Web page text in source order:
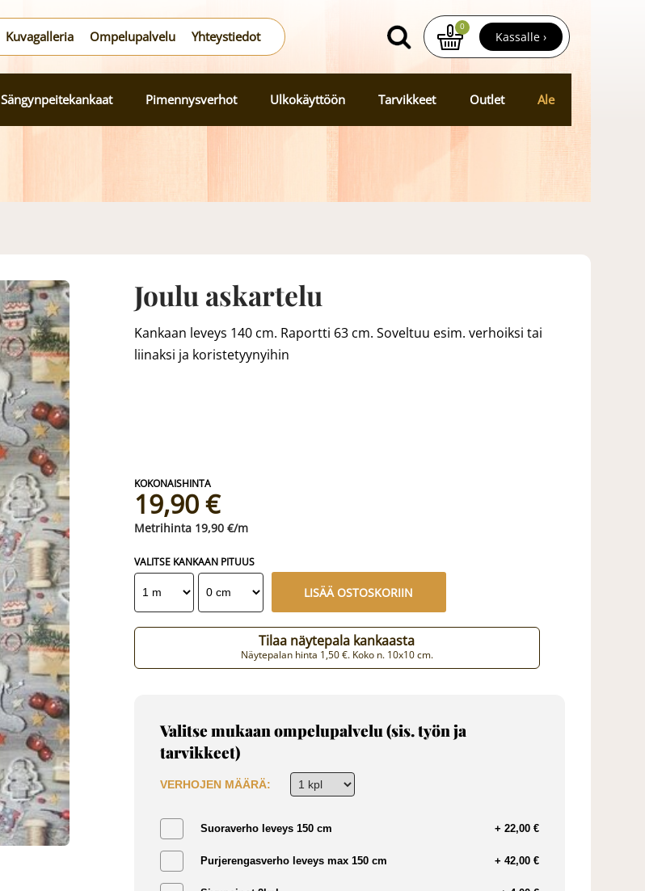
Kuvagalleria Ompelupalvelu Yhteystiedot
0
Kassalle ›
Sängynpeitekankaat Pimennysverhot Ulkokäyttöön Tarvikkeet Outlet Ale
Joulu askartelu
Kankaan leveys 140 cm. Raportti 63 cm. Soveltuu esim. verhoiksi tai
liinaksi ja koristetyynyihin
19,90 €
19,90 €/m
VALITSE KANKAAN PITUUS
LISÄÄ OSTOSKORIIN
Tilaa näytepala kankaasta
Näytepalan hinta 1,50 €. Koko n. 10x10 cm.
Valitse mukaan ompelupalvelu (sis. työn ja
tarvikkeet)
VERHOJEN MÄÄRÄ:
Suoraverho leveys 150 cm + 22,00 €
Purjerengasverho leveys max 150 cm + 42,00 €